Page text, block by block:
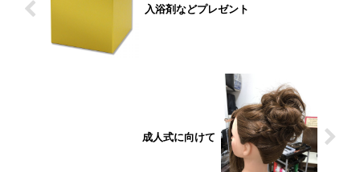
入浴剤などプレゼント
成人式に向けて